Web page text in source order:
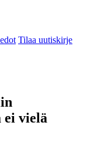
Tilaa uutiskirje
ei vielä